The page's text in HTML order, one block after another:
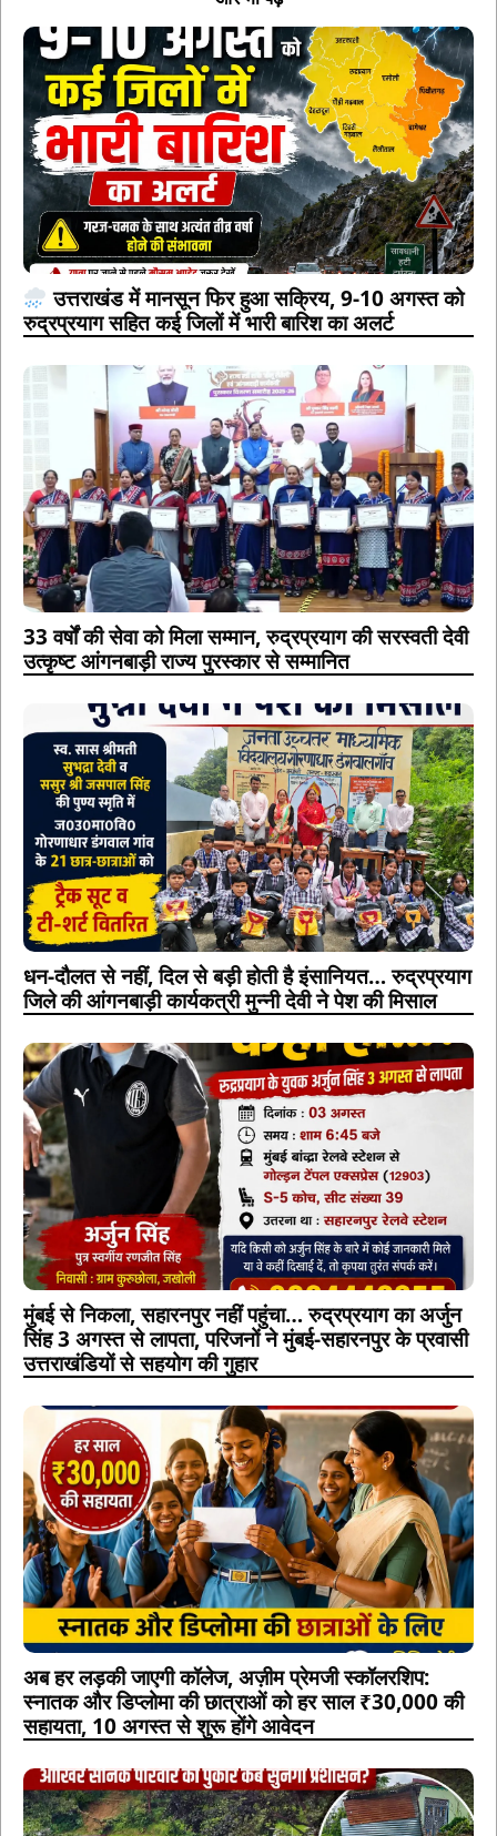
उत्तराखंड में मानसून फिर हुआ सक्रिय, 9-10 अगस्त को
रुद्रप्रयाग सहित कई जिलों में भारी बारिश का अलर्ट
33 वर्षों की सेवा को मिला सम्मान, रुद्रप्रयाग की सरस्वती देवी
उत्कृष्ट आंगनबाड़ी राज्य पुरस्कार से सम्मानित
धन-दौलत से नहीं, दिल से बड़ी होती है इंसानियत… रुद्रप्रयाग
जिले की आंगनबाड़ी कार्यकत्री मुन्नी देवी ने पेश की मिसाल
मुंबई से निकला, सहारनपुर नहीं पहुंचा… रुद्रप्रयाग का अर्जुन
सिंह 3 अगस्त से लापता, परिजनों ने मुंबई-सहारनपुर के प्रवासी
उत्तराखंडियों से सहयोग की गुहार
अब हर लड़की जाएगी कॉलेज, अज़ीम प्रेमजी स्कॉलरशिप:
स्नातक और डिप्लोमा की छात्राओं को हर साल ₹30,000 की
सहायता, 10 अगस्त से शुरू होंगे आवेदन